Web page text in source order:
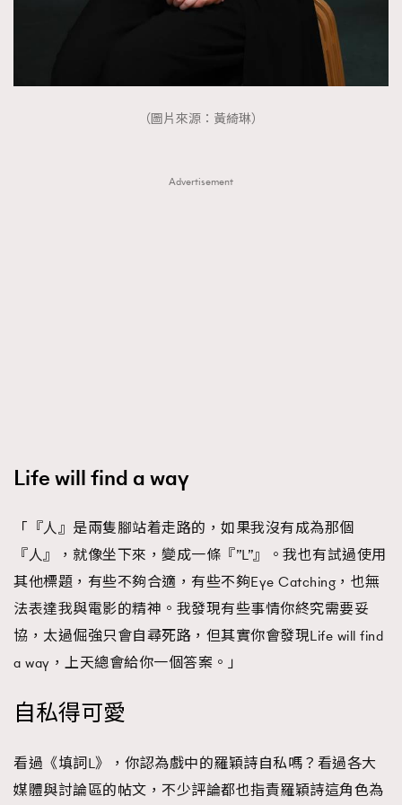
TRENDING
AFrenchMind
DressLikeAParisienne
EmpowerF
FashionWeek FigaroAesthetic
（圖片來源：黃綺琳）
Advertisement
Life will find a way
「『人』是兩隻腳站着走路的，如果我沒有成為那個
『人』，就像坐下來，變成一條『”L”』。我也有試過使用
其他標題，有些不夠合適，有些不夠Eye Catching，也無
法表達我與電影的精神。我發現有些事情你終究需要妥
協，太過倔強只會自尋死路，但其實你會發現Life will find
a way，上天總會給你一個答案。」
自私得可愛
看過《填詞L》，你認為戲中的羅穎詩自私嗎？看過各大
媒體與討論區的帖文，不少評論都也指責羅穎詩這角色為